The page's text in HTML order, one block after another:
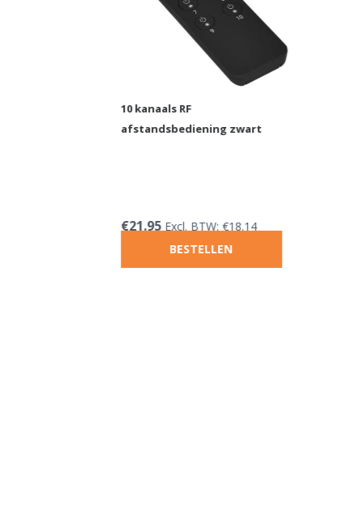
10 kanaals RF
afstandsbediening zwart
€21.95 Excl. BTW:€18.14
BESTELLEN